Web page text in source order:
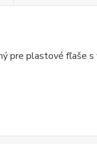
pre plastové fľaše